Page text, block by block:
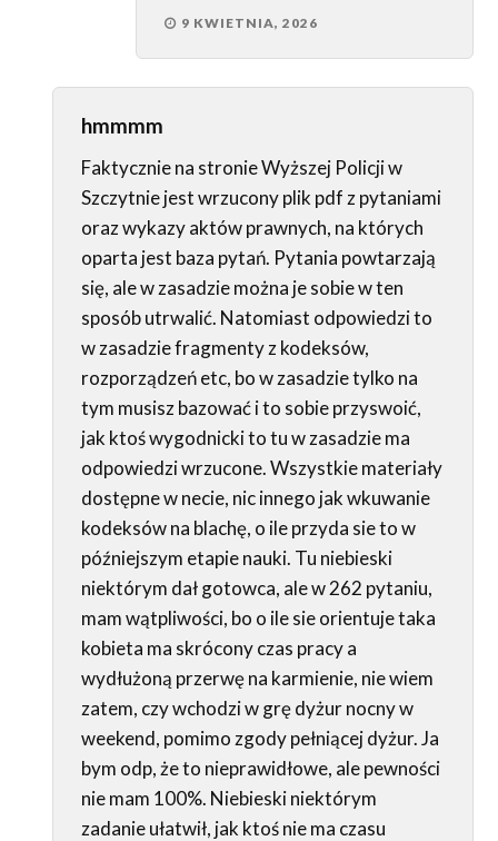
9 KWIETNIA, 2026
hmmmm
Faktycznie na stronie Wyższej Policji w
Szczytnie jest wrzucony plik pdf z pytaniami
oraz wykazy aktów prawnych, na których
oparta jest baza pytań. Pytania powtarzają
się, ale w zasadzie można je sobie w ten
sposób utrwalić. Natomiast odpowiedzi to
w zasadzie fragmenty z kodeksów,
rozporządzeń etc, bo w zasadzie tylko na
tym musisz bazować i to sobie przyswoić,
jak ktoś wygodnicki to tu w zasadzie ma
odpowiedzi wrzucone. Wszystkie materiały
dostępne w necie, nic innego jak wkuwanie
kodeksów na blachę, o ile przyda sie to w
późniejszym etapie nauki. Tu niebieski
niektórym dał gotowca, ale w 262 pytaniu,
mam wątpliwości, bo o ile sie orientuje taka
kobieta ma skrócony czas pracy a
wydłużoną przerwę na karmienie, nie wiem
zatem, czy wchodzi w grę dyżur nocny w
weekend, pomimo zgody pełniącej dyżur. Ja
bym odp, że to nieprawidłowe, ale pewności
nie mam 100%. Niebieski niektórym
zadanie ułatwił, jak ktoś nie ma czasu